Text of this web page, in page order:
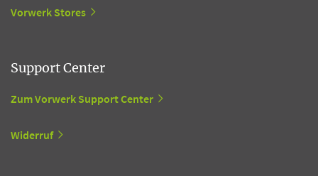
Vorwerk Stores
Support Center
Zum Vorwerk Support Center
Widerruf